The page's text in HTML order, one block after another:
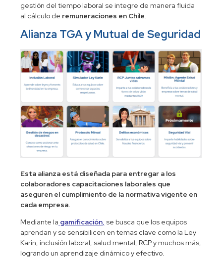
gestión del tiempo laboral se integre de manera fluida
al cálculo de remuneraciones en Chile
Alianza TGA y Mutual de Seguridad
Esta alianza está diseñada para entregar a los
colaboradores capacitaciones laborales que
aseguren el cumplimiento de la normativa vigente en
cada empresa.
Mediante la gamificación, se busca que los equipos
aprendan y se sensibilicen en temas clave como la Ley
Karin, inclusión laboral, salud mental, RCP y muchos más,
logrando un aprendizaje dinámico y efectivo.